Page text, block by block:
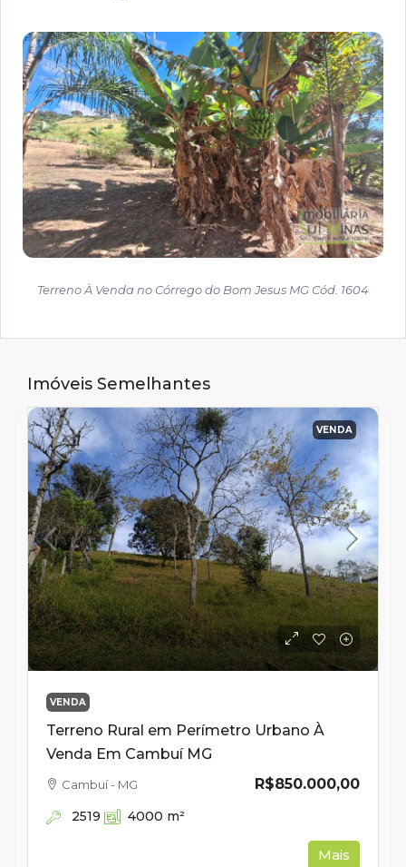
Terreno À Venda no Córrego do Bom Jesus MG Cód. 1604
Imóveis Semelhantes
VENDA
VENDA
Terreno Rural em Perímetro Urbano À
Venda Em Cambuí MG
R$850.000,00
Cambuí - MG
2519 4000 m²
Mais